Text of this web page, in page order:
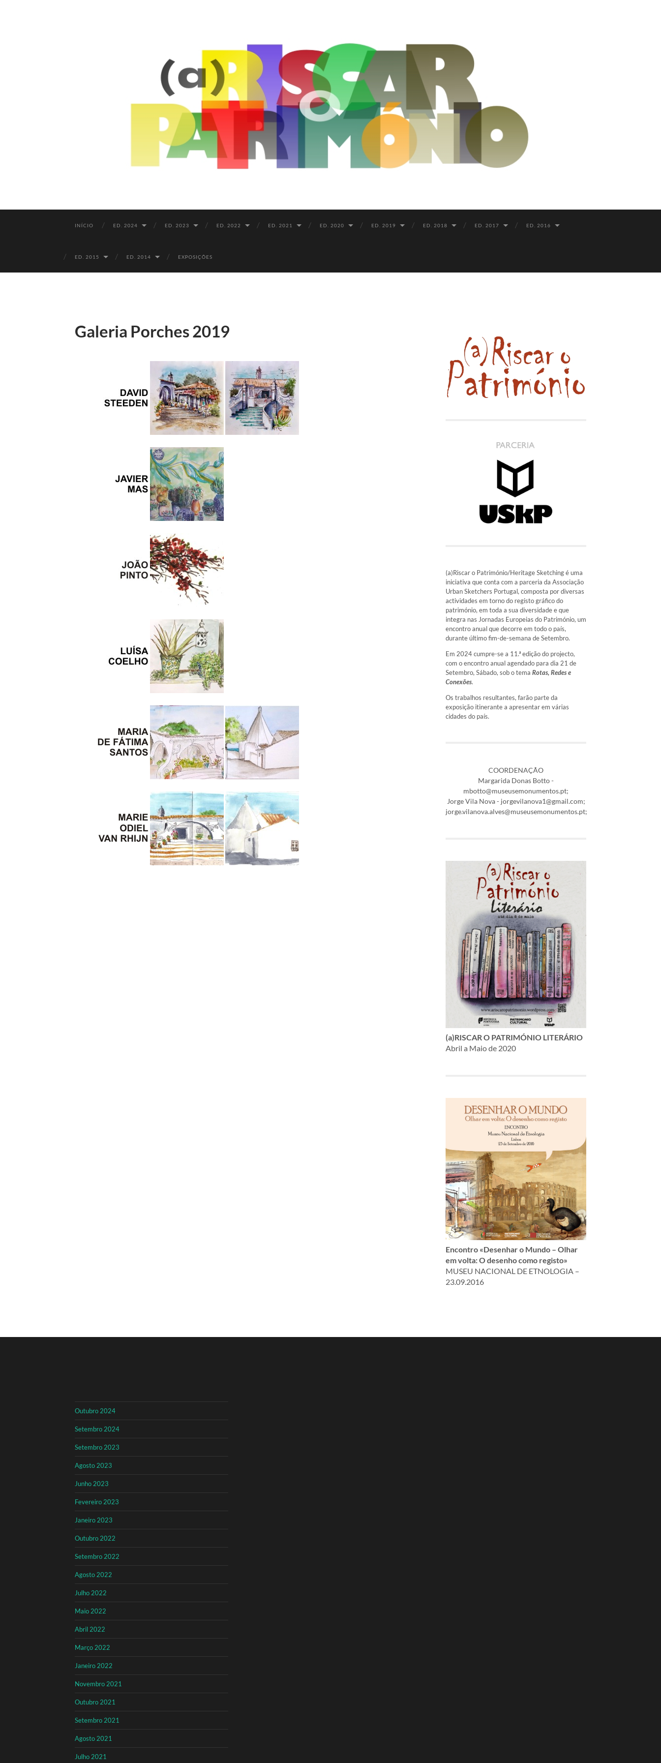
INÍCIO ED. 2024 ED. 2023 ED. 2022 ED. 2021 ED. 2020 ED. 2019 ED. 2018 ED. 2017 ED. 2016
ED. 2015 ED. 2014 EXPOSIÇÕES
Galeria Porches 2019
(a)Riscar o Património/Heritage Sketching é uma
iniciativa que conta com a parceria da Associação
Urban Sketchers Portugal, composta por diversas
actividades em torno do registo gráfico do
património, em toda a sua diversidade e que
integra nas Jornadas Europeias do Património, um
encontro anual que decorre em todo o país,
durante último fim-de-semana de Setembro.
Em 2024 cumpre-se a 11.ª edição do projecto,
com o encontro anual agendado para dia 21 de
Setembro, Sábado, sob o tema Rotas, Redes e
Conexões.
Os trabalhos resultantes, farão parte da
exposição itinerante a apresentar em várias
cidades do país.
COORDENAÇÃO
Margarida Donas Botto -
mbotto@museusemonumentos.pt;
Jorge Vila Nova - jorgevilanova1@gmail.com;
jorge.vilanova.alves@museusemonumentos.pt;
(a)RISCAR O PATRIMÓNIO LITERÁRIO
Abril a Maio de 2020
Encontro «Desenhar o Mundo – Olhar
em volta: O desenho como registo»
MUSEU NACIONAL DE ETNOLOGIA –
23.09.2016
Outubro 2024
Setembro 2024
Setembro 2023
Agosto 2023
Junho 2023
Fevereiro 2023
Janeiro 2023
Outubro 2022
Setembro 2022
Agosto 2022
Julho 2022
Maio 2022
Abril 2022
Março 2022
Janeiro 2022
Novembro 2021
Outubro 2021
Setembro 2021
Agosto 2021
Julho 2021